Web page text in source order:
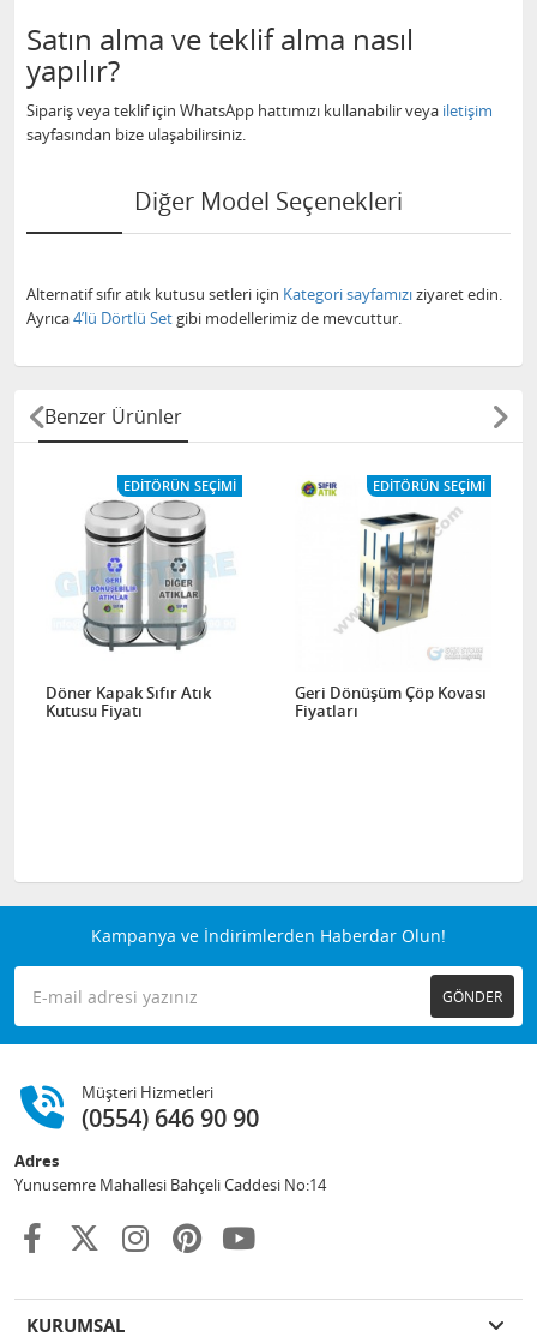
Satın alma ve teklif alma nasıl
yapılır?
Sipariş veya teklif için WhatsApp hattımızı kullanabilir veya iletişim
sayfasından bize ulaşabilirsiniz.
Diğer Model Seçenekleri
Alternatif sıfır atık kutusu setleri için Kategori sayfamızıziyaret edin.
Ayrıca4’lü Dörtlü Set gibi modellerimiz de mevcuttur.
Benzer Ürünler
EDITÖRÜN SEÇIMI
Döner Kapak Sıfır Atık
Kutusu Fiyatı
EDITÖRÜN SEÇIMI
Geri Dönüşüm Çöp Kovası
Fiyatları
Kampanya ve İndirimlerden Haberdar Olun!
GÖNDER
Müşteri Hizmetleri
(0554) 646 90 90
Adres
Yunusemre Mahallesi Bahçeli Caddesi No:14
KURUMSAL